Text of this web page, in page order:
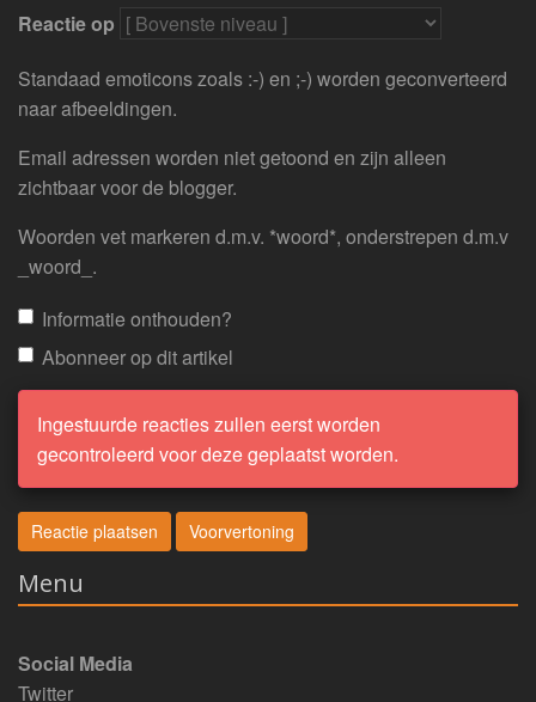
Reactie op
Standaad emoticons zoals :-) en ;-) worden geconverteerd
naar afbeeldingen.
Email adressen worden niet getoond en zijn alleen
zichtbaar voor de blogger.
Woorden vet markeren d.m.v. *woord*, onderstrepen d.m.v
_woord_.
Informatie onthouden?
Abonneer op dit artikel
Ingestuurde reacties zullen eerst worden
gecontroleerd voor deze geplaatst worden.
Menu
Social Media
Twitter